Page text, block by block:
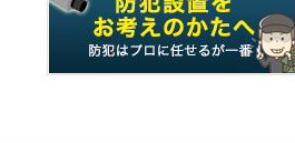
2026/06/12
女子ランチ交流会
2026/06/12
商品展示会